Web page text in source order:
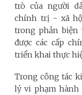
trò của người
chính trị - xã
trong phản biện
được các cấp
triển khai thực
Trong công tác
lý vi phạm hành